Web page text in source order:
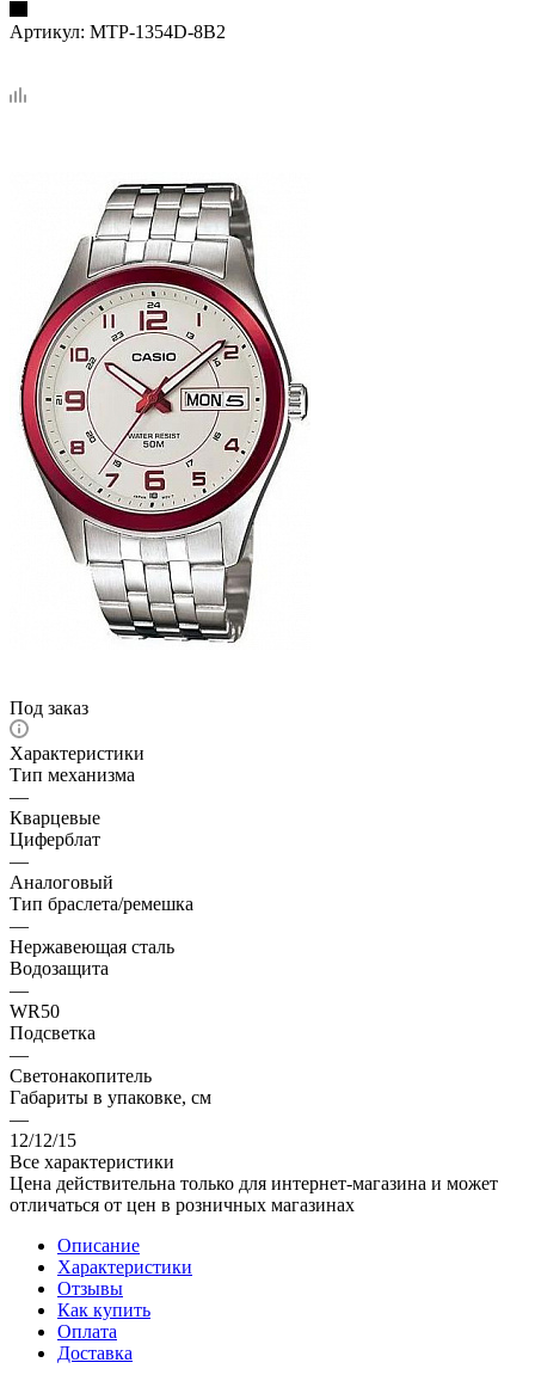
Артикул: MTP-1354D-8B2
Под заказ
Характеристики
Тип механизма
—
Кварцевые
Циферблат
—
Аналоговый
Тип браслета/ремешка
—
Нержавеющая сталь
Водозащита
—
WR50
Подсветка
—
Светонакопитель
Габариты в упаковке, см
—
12/12/15
Все характеристики
Цена действительна только для интернет-магазина и может
отличаться от цен в розничных магазинах
Описание
Характеристики
Отзывы
Как купить
Оплата
Доставка